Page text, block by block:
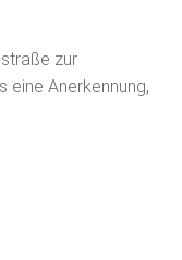
zur
eine Anerkennung,